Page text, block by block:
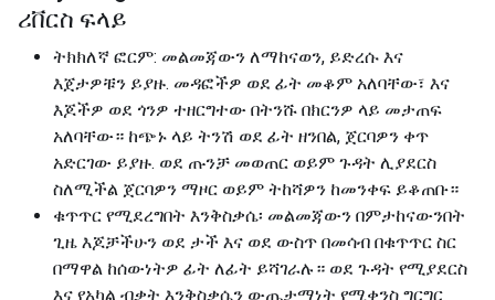
ሪቨርስ ፍላይ
ትክክለኛ ፎርም: መልመጃውን ለማከናወን, ይድረሱ እና
እጀታዎቹን ይያዙ. መዳፎችዎ ወደ ፊት መቆም አለባቸው፣ እና
እጆችዎ ወደ ጎንዎ ተዘርግተው በትንሹ በክርንዎ ላይ መታጠፍ
አለባቸው። ከጭኑ ላይ ትንሽ ወደ ፊት ዘንበል, ጀርባዎን ቀጥ
አድርገው ይያዙ. ወደ ጡንቻ መወጠር ወይም ጉዳት ሊያደርስ
ስለሚችል ጀርባዎን ማዞር ወይም ትከሻዎን ከመንቀፍ ይቆጠቡ።
ቁጥጥር የሚደረግበት እንቅስቃሴ፡ መልመጃውን በምታከናውንበት
ጊዜ እጆቻችሁን ወደ ታች እና ወደ ውስጥ በመሳብ በቁጥጥር ስር
በማዋል ከሰውነትዎ ፊት ለፊት ይሻገራሉ። ወደ ጉዳት የሚያደርስ
እና የአካል ብቃት እንቅስቃሴን ውጤታማነት የሚቀንስ ግርግር